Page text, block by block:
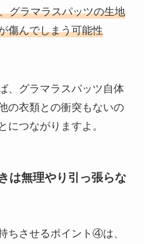
グラマラスパッツの生地
傷んでしまう可能性
、グラマラスパッツ自体
の衣類との衝突もないの
につながりますよ。
は無理やり引っ張らな
ちさせるポイント④は、